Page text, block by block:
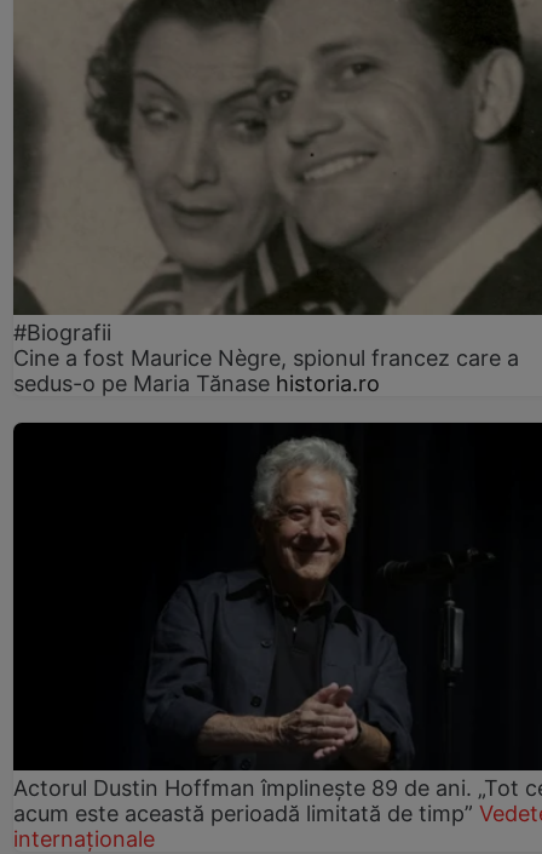
#Biografii
Cine a fost Maurice Nègre, spionul francez care a
sedus-o pe Maria Tănase historia.ro
Actorul Dustin Hoffman împlinește 89 de ani. „Tot
acum este această perioadă limitată de timp”
internaționale